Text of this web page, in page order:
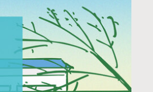
Legendary
調達額が大きいプロジェクト